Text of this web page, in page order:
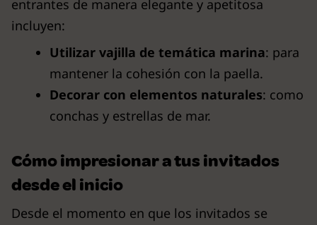
entrantes de manera elegante y apetitosa
incluyen:
Utilizar vajilla de temática marina: para
mantener la cohesión con la paella.
Decorar con elementos naturales: como
conchas y estrellas de mar.
Cómo impresionar a tus invitados
desde el inicio
Desde el momento en que los invitados se